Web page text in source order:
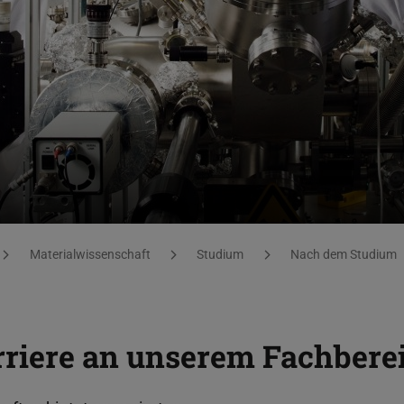
Materialwissenschaft Studium Nach dem Studium
an unserem